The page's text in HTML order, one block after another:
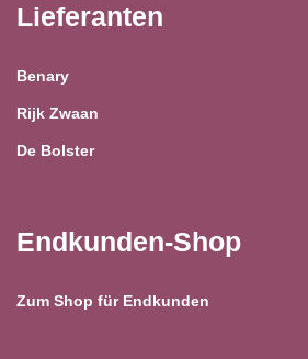
Lieferanten
Benary
Rijk Zwaan
De Bolster
Endkunden-Shop
Zum Shop für Endkunden